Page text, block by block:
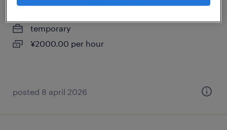
temporary
¥2000.00 per hour
posted 8 april 2026